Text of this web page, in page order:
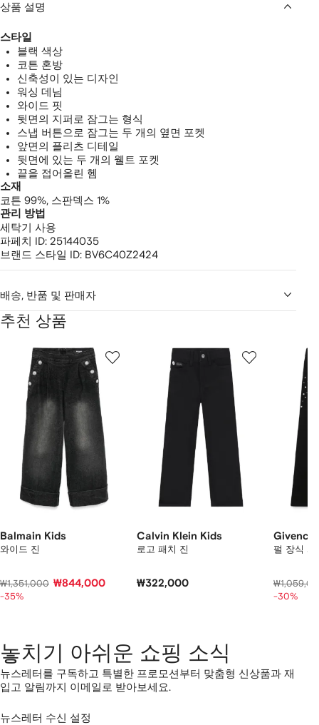
상품 설명
스타일
블랙 색상
코튼 혼방
신축성이 있는 디자인
워싱 데님
와이드 핏
뒷면의 지퍼로 잠그는 형식
스냅 버튼으로 잠그는 두 개의 옆면 포켓
앞면의 플리츠 디테일
뒷면에 있는 두 개의 웰트 포켓
끝을 접어올린 헴
소재
코튼 99%, 스판덱스 1%
관리 방법
세탁기 사용
파페치 ID: 25144035
브랜드 스타일 ID: BV6C40Z2424
배송, 반품 및 판매자
추천 상품
Balmain Kids
와이드 진
₩1,351,000 ₩844,000
-35%
Calvin Klein Kids
로고 패치 진
₩322,000
펄 장식 와
-30%
놓치기 아쉬운 쇼핑 소식
뉴스레터를 구독하고 특별한 프로모션부터 맞춤형 신상품과 재
입고 알림까지 이메일로 받아보세요.
뉴스레터 수신 설정